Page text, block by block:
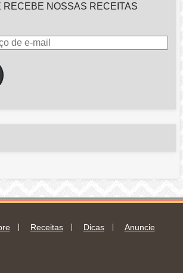
RECEBE NOSSAS RECEITAS
Receitas Dicas Anuncie